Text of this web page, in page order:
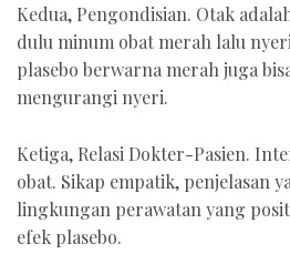
Kedua, Pengondisian. Otak
dulu minum obat merah lalu
plasebo berwarna merah juga
mengurangi nyeri.
Ketiga, Relasi Dokter-Pasien.
obat. Sikap empatik, penjelasan
lingkungan perawatan yang
efek plasebo.